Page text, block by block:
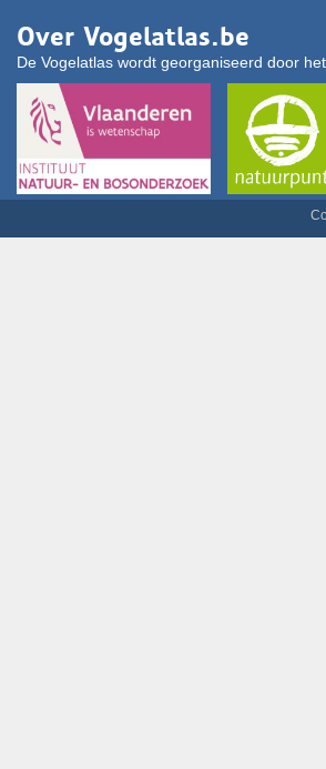
Over Vogelatlas.be
De Vogelatlas wordt georganiseerd door